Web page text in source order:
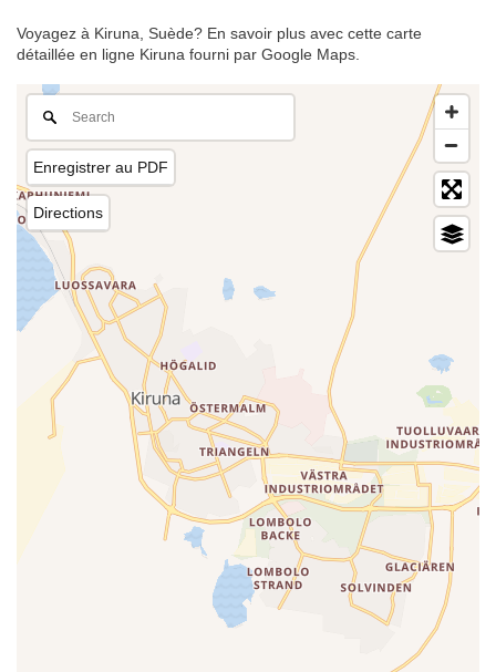
Voyagez à Kiruna, Suède? En savoir plus avec cette carte
détaillée en ligne Kiruna fourni par Google Maps.
Enregistrer au PDF
Directions